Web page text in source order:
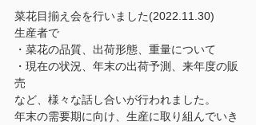
菜花目揃え会を行いました(2022.11.30)
生産者で
・菜花の品質、出荷形態、重量について
・現在の状況、年末の出荷予測、来年度の販
売
など、様々な話し合いが行われました。
年末の需要期に向け、生産に取り組んでいき